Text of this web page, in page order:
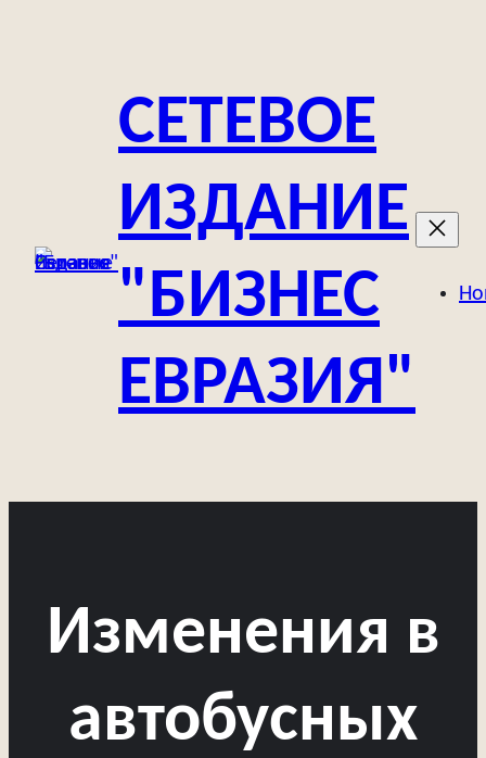
содержимомуСЕТЕВОЕ
ИЗДАНИЕ
"БИЗНЕС
ЕВРАЗИЯ"
Изменения в
автобусных